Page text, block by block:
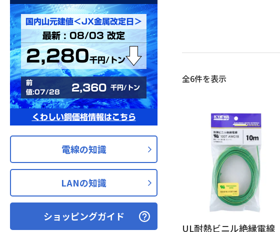
国内山元建値＜JX金属改定日＞
最新 : 08/03 改定
2,280千円/トン
前
値:07/28
2,360 千円/トン
くわしい銅価格情報はこちら
電線の知識
LANの知識
ショッピングガイド
全6件を表示新
順
UL耐熱ビニル絶縁電線